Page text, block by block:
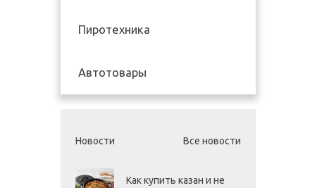
Пиротехника
Автотовары
Новости Все новости
Как купить казан и не